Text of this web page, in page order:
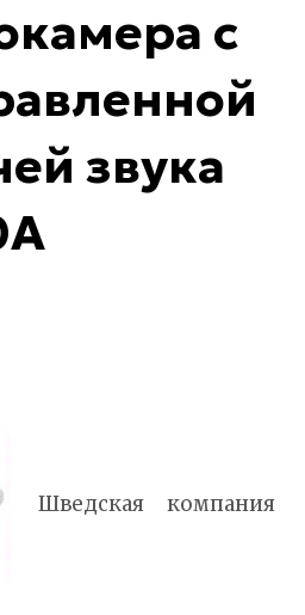
с
звука
Шведская компания